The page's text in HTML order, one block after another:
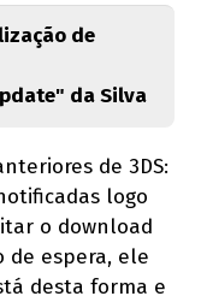
de
da Silva
de 3DS:
logo
o download
de espera, ele
desta forma e